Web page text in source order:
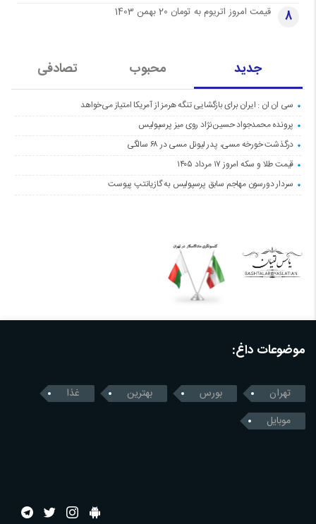
8 قیمت امروز اتریوم به تومان 20 بهمن 1403
جدید محبوب تصادفی
سی ان ان : ایران برای بازگشایی تنگه هرمز از آمریکا امتیاز می‌خواهد
پرونده محمدجواد حسین‌نژاد روی میز پرسپولیس
درگذشت خورخه مسی، پدر لیونل مسی در ۶۸ سالگی
قیمت طلا و سکه امروز ۱۷ مرداد ۱۴۰۵
سردار دورسون مهاجم سابق پرسپولیس به گازیانتپ پیوست
موضوعات داغ:
تهران بورس بهترین
غذا
موبایل